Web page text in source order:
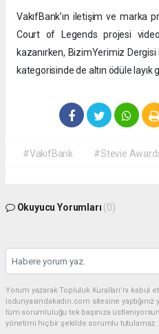
VakıfBank’ın iletişim ve marka
Court of Legends projesi
kazanırken, BizimYerimiz
kategorisinde de altın ödüle layık
#VakıfBank #Stevie
Okuyucu Yorumları (0)
Yorum yazarak Topluluk Kuralları’nı kabul
isdunyasindakadin.com sitesine
tüm sorumluluğu tek başınıza
yönetimi hiçbir şekilde sorumlu tutulamaz.